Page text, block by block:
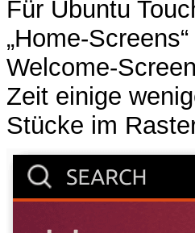
Für Ubuntu
„Home-
Welcome-
Zeit einige
Stücke im